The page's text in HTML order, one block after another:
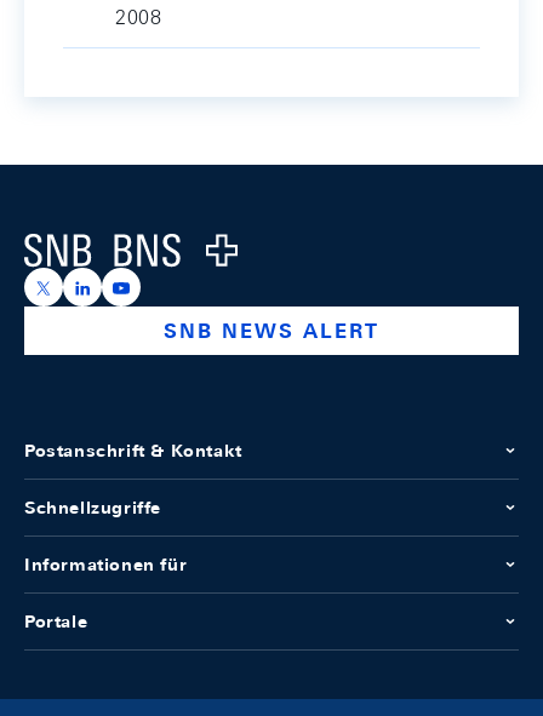
2008
Logo
https://x.com/snb_bns
https://ch.linkedin.com/company/swiss-national-
https://www.youtube.com/@swissnationalbank
SNB NEWS ALERT
Postanschrift & Kontakt
Schnellzugriffe
Informationen für
Portale